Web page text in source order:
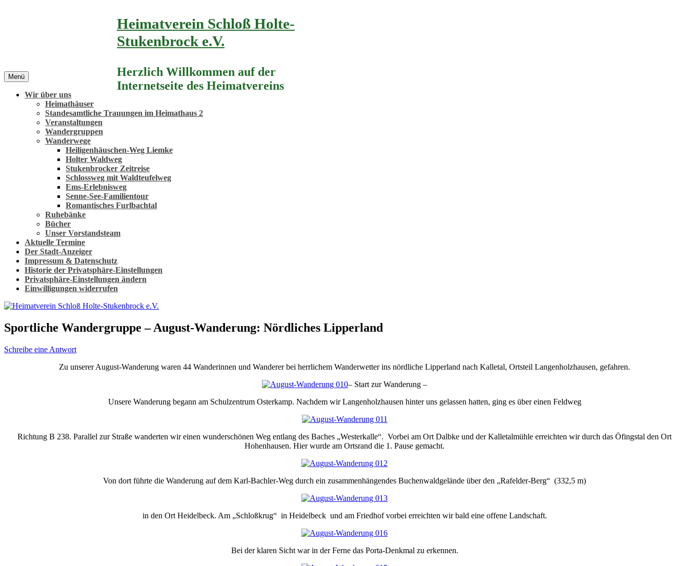
Heimatverein Schloß Holte-
Stukenbrock e.V.
Herzlich Willkommen auf der
Internetseite des Heimatvereins
Menü
Wir über uns
Heimathäuser
Standesamtliche Trauungen im Heimathaus 2
Veranstaltungen
Wandergruppen
Wanderwege
Heiligenhäuschen-Weg Liemke
Holter Waldweg
Stukenbrocker Zeitreise
Schlossweg mit Waldteufelweg
Ems-Erlebnisweg
Senne-See-Familientour
Romantisches Furlbachtal
Ruhebänke
Bücher
Unser Vorstandsteam
Aktuelle Termine
Der Stadt-Anzeiger
Impressum & Datenschutz
Historie der Privatsphäre-Einstellungen
Privatsphäre-Einstellungen ändern
Einwilligungen widerrufen
Sportliche Wandergruppe – August-Wanderung: Nördliches Lipperland
Schreibe eine Antwort
Zu unserer August-Wanderung waren 44 Wanderinnen und Wanderer bei herrlichem Wanderwetter ins nördliche Lipperland nach Kalletal, Ortsteil Langenholzhausen, gefahren.
– Start zur Wanderung –
Unsere Wanderung begann am Schulzentrum Osterkamp. Nachdem wir Langenholzhausen hinter uns gelassen hatten, ging es über einen Feldweg
Richtung B 238. Parallel zur Straße wanderten wir einen wunderschönen Weg entlang des Baches „Westerkalle“. Vorbei am Ort Dalbke und der Kalletalmühle erreichten wir durch das Öfingstal den Ort
Hohenhausen. Hier wurde am Ortsrand die 1. Pause gemacht.
Von dort führte die Wanderung auf dem Karl-Bachler-Weg durch ein zusammenhängendes Buchenwaldgelände über den „Rafelder-Berg“ (332,5 m)
in den Ort Heidelbeck. Am „Schloßkrug“ in Heidelbeck und am Friedhof vorbei erreichten wir bald eine offene Landschaft.
Bei der klaren Sicht war in der Ferne das Porta-Denkmal zu erkennen.